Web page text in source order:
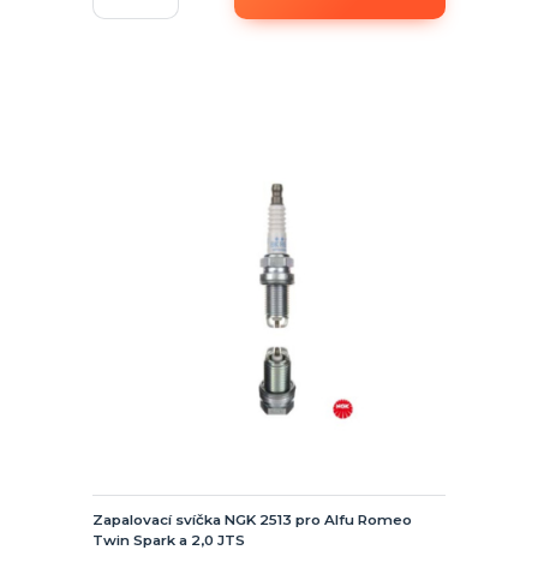
Zapalovací svíčka NGK 2513 pro Alfu Romeo
Twin Spark a 2,0 JTS